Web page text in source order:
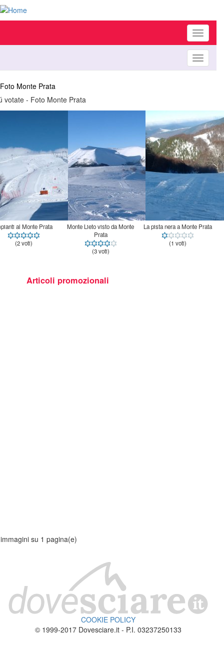
Toggle
Toggle
Foto Monte Prata
votate - Foto Monte Prata
al Monte Prata
(2 voti)
Monte Lieto visto da Monte
Prata
(3 voti)
La pista nera a Monte Prata
(1 voti)
su 1 pagina(e)
COOKIE POLICY
© 1999-2017 Dovesciare.it - P.I. 03237250133